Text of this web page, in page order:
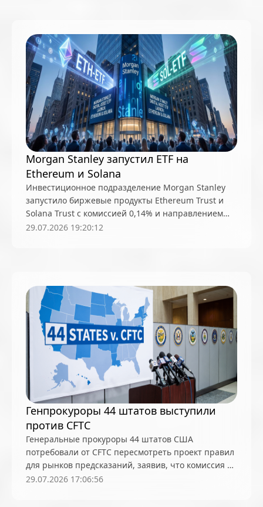
Саудовская Аравия
Сбои и уязвимости
Северная Корея (КНДР)
сельское хозяйство
Сингапур
Слияния и поглощения (M&A)
Смарт-контракты
смарт-очки
снг
сокращения
Соцсети
Спецслужбы
Спорт
стандарты
стартапы
Стейблкоины
Стейкинг
Суды
суперкомпьютеры
США
Таиланд
телеком
Теханализ
Технические обновления
технологии
финансовая система
Финансовые пирамиды
финансы
Финляндия
Фондовый рынок
фонды
Франция ФРС США
фьючерсы
халвинг
хардфорки
Хестер Пирс
хешрейт
хранение
ЦБ РФ
Цена биткоина
цензура
Централизованные биржи (CEX)
цифровая экономика
цифровой евро
Чанпэн Чжао
Чарльз Хоскинсон
чат-боты
чипы
Швейцария
Morgan Stanley запустил ETF на
Ethereum и Solana
Инвестиционное подразделение Morgan Stanley
запустило биржевые продукты Ethereum Trust и
Solana Trust с комиссией 0,14% и направлением
части активов в стейкинг
29.07.2026 19:20:12
Генпрокуроры 44 штатов выступили
против CFTC
Генеральные прокуроры 44 штатов США
потребовали от CFTC пересмотреть проект правил
для рынков предсказаний, заявив, что комиссия не
может вытеснять местное законодательство об
29.07.2026 17:06:56